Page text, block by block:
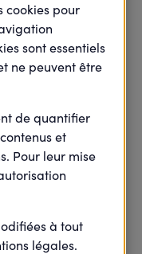
cookies pour
sont essentiels
ne peuvent être
de quantifier
et
Pour leur mise
à tout
légales.